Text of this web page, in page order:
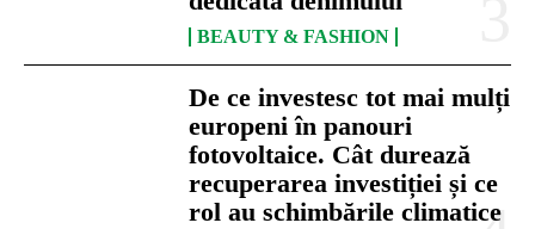
BEAUTY & FASHION
De ce investesc tot mai mulți
europeni în panouri
fotovoltaice. Cât durează
recuperarea investiției și ce
rol au schimbările climatice